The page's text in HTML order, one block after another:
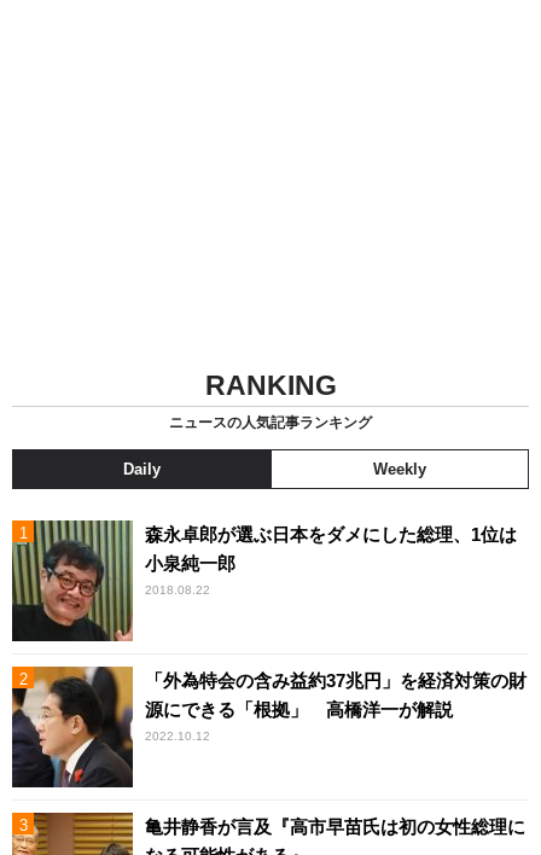
RANKING
ニュースの人気記事ランキング
Daily Weekly
森永卓郎が選ぶ日本をダメにした総理、1位は
小泉純一郎
2018.08.22
「外為特会の含み益約37兆円」を経済対策の財
源にできる「根拠」 高橋洋一が解説
2022.10.12
亀井静香が言及『高市早苗氏は初の女性総理に